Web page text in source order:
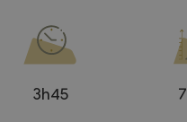
législature
3h45